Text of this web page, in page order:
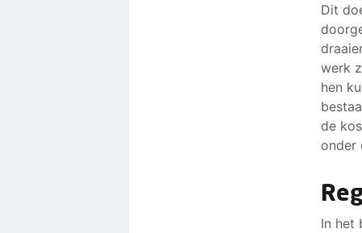
Dit
werk
hen
de
onder
In het